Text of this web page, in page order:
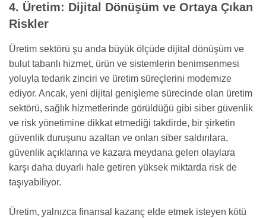
4. Üretim: Dijital Dönüşüm ve Ortaya Çıkan
Riskler
Üretim sektörü şu anda büyük ölçüde dijital dönüşüm ve
bulut tabanlı hizmet, ürün ve sistemlerin benimsenmesi
yoluyla tedarik zinciri ve üretim süreçlerini modernize
ediyor. Ancak, yeni dijital genişleme sürecinde olan üretim
sektörü, sağlık hizmetlerinde görüldüğü gibi siber güvenlik
ve risk yönetimine dikkat etmediği takdirde, bir şirketin
güvenlik duruşunu azaltan ve onları siber saldırılara,
güvenlik açıklarına ve kazara meydana gelen olaylara
karşı daha duyarlı hale getiren yüksek miktarda risk de
taşıyabiliyor.
Üretim, yalnızca finansal kazanç elde etmek isteyen kötü